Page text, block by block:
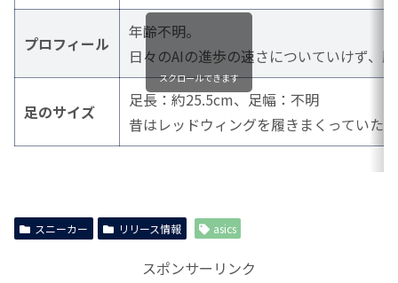
プロフィール
年齢不明。
日々のAIの進歩の速さについていけず、
足のサイズ
足長：約25.5cm、足幅：不明
昔はレッドウィングを履きまくっていた
スクロールできます
スニーカー リリース情報 asics
スポンサーリンク